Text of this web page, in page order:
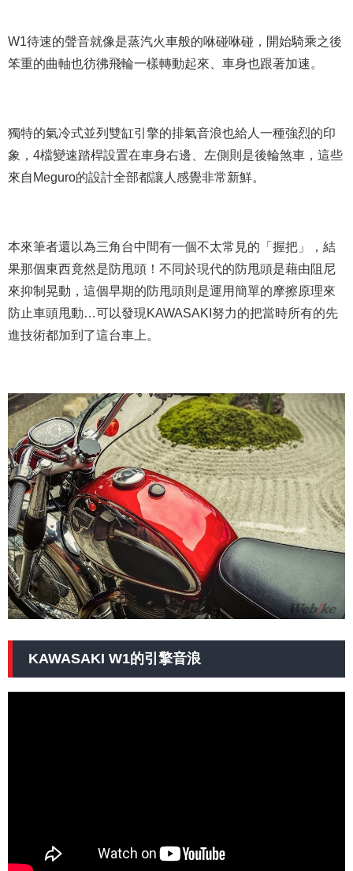
W1待速的聲音就像是蒸汽火車般的咻碰咻碰，開始騎乘之後
笨重的曲軸也彷彿飛輪一樣轉動起來、車身也跟著加速。
獨特的氣冷式並列雙缸引擎的排氣音浪也給人一種強烈的印
象，4檔變速踏桿設置在車身右邊、左側則是後輪煞車，這些
來自Meguro的設計全部都讓人感覺非常新鮮。
本來筆者還以為三角台中間有一個不太常見的「握把」，結
果那個東西竟然是防甩頭！不同於現代的防甩頭是藉由阻尼
來抑制晃動，這個早期的防甩頭則是運用簡單的摩擦原理來
防止車頭甩動…可以發現KAWASAKI努力的把當時所有的先
進技術都加到了這台車上。
KAWASAKI W1的引擎音浪